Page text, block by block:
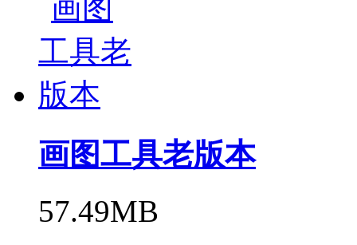
画图工具老版本
57.49MB